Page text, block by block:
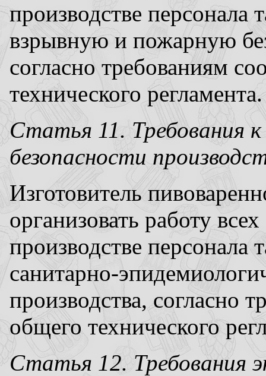
производстве персонала
взрывную и пожарную
согласно требованиям
технического регламента.
Статья 11. Требования
безопасности
Изготовитель
организовать работу
производстве персонала
санитарно-
производства, согласно
общего технического
Статья 12. Требования